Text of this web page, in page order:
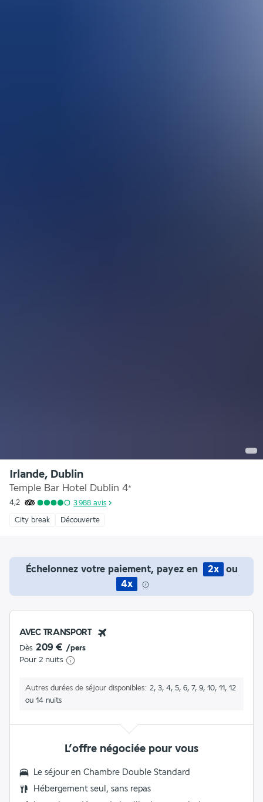
Irlande, Dublin
Temple Bar Hotel Dublin 4*
4,2 3 988 avis
City break Découverte
Échelonnez votre paiement, payez en 2x
ou
4x
AVEC TRANSPORT
Dès 209 € /pers
Pour 2 nuits
Autres durées de séjour disponibles
2, 3, 4, 5, 6, 7, 9, 10, 11, 12
ou 14 nuits
L’offre négociée pour vous
Le séjour en Chambre Double Standard
Hébergement seul, sans repas